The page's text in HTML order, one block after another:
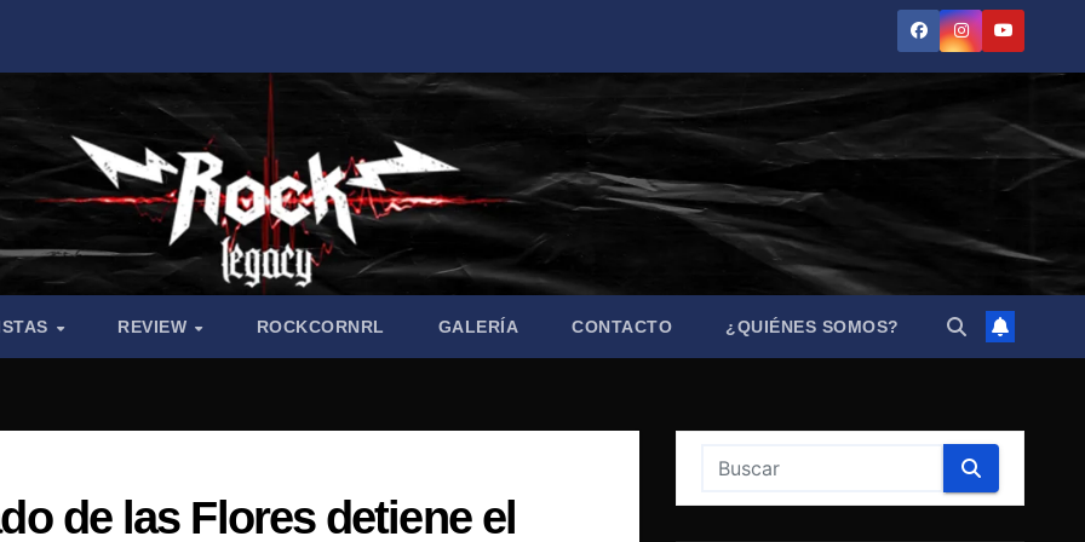
REVIEW ROCKCORNRL GALERÍA CONTACTO ¿QUIÉNES SOMOS?
de las Flores detiene el